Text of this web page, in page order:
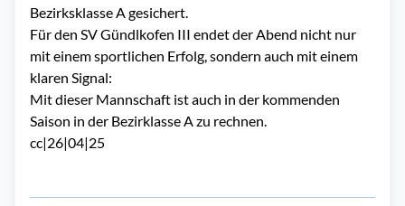
Bezirksklasse A gesichert.
Für den SV Gündlkofen III endet der Abend nicht nur
mit einem sportlichen Erfolg, sondern auch mit einem
klaren Signal:
Mit dieser Mannschaft ist auch in der kommenden
Saison in der Bezirklasse A zu rechnen.
cc|26|04|25